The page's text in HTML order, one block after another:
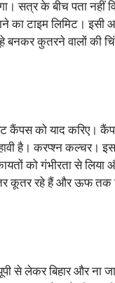
के बीच पता नहीं
टाइम लिमिट। इसी
कुतरने वालों की
कैंपस को याद करिए।
है। करप्श्न कल्चर।
को गंभीरता से
कूतर रहे हैं और ऊफ तक
से लेकर बिहार और ना